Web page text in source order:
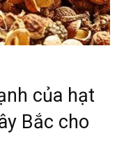
của hạt
Bắc cho